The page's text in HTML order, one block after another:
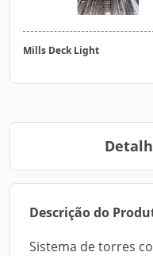
Mills Deck Light
Descrição do
Sistema de torres